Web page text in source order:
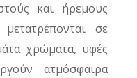
και ήρεμους
σε
χρώματα, υφές
ατμόσφαιρα